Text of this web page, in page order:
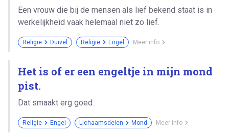
Een vrouw die bij de mensen als lief bekend staat is in
werkelijkheid vaak helemaal niet zo lief.
Religie Duivel Religie Engel Meer info
Het is of er een engeltje in mijn mond
pist.
Dat smaakt erg goed.
Religie Engel Lichaamsdelen Mond Meer info